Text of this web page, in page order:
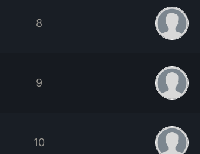
8
9
10